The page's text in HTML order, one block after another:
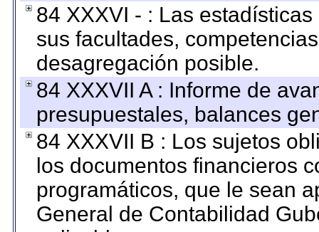
84 XXXVI - : Las
sus facultades,
desagregación posible.
84 XXXVII A : Informe de
presupuestales, balances
84 XXXVII B : Los sujetos
los documentos financieros
programáticos, que le sean
General de Contabilidad